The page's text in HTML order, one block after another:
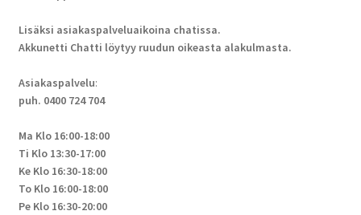
Lisäksi asiakaspalveluaikoina chatissa.
Akkunetti Chatti löytyy ruudun oikeasta alakulmasta.
Asiakaspalvelu:
puh. 0400 724 704
Ma Klo 16:00-18:00
Ti Klo 13:30-17:00
Ke Klo 16:30-18:00
To Klo 16:00-18:00
Pe Klo 16:30-20:00